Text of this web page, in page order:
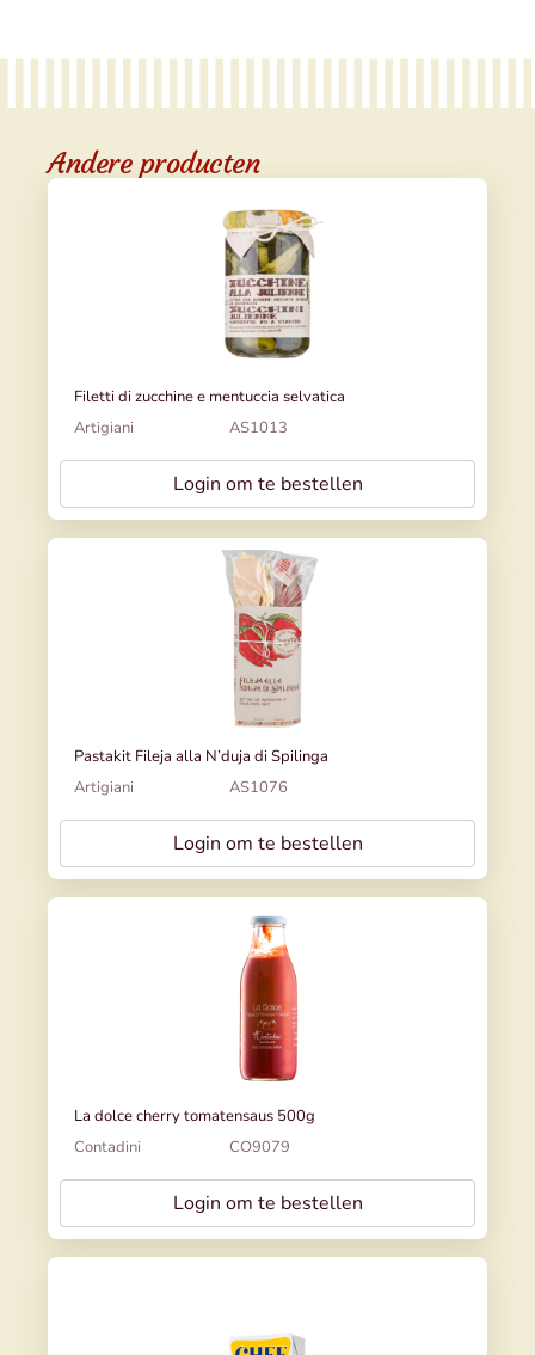
Andere producten
Filetti di zucchine e mentuccia selvatica
Artigiani
AS1013
Login om te bestellen
Pastakit Fileja alla N’duja di Spilinga
Artigiani
AS1076
Login om te bestellen
La dolce cherry tomatensaus 500g
Contadini
CO9079
Login om te bestellen